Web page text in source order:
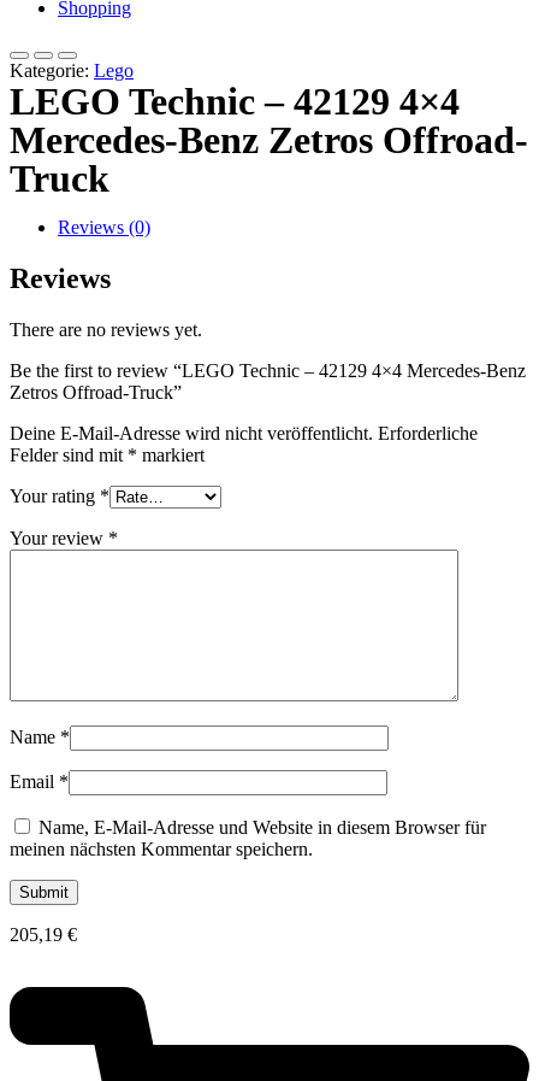
Shopping
Kategorie: Lego
LEGO Technic – 42129 4×4
Mercedes-Benz Zetros Offroad-
Truck
Reviews (0)
Reviews
There are no reviews yet.
Be the first to review “LEGO Technic – 42129 4×4 Mercedes-Benz
Zetros Offroad-Truck”
Deine E-Mail-Adresse wird nicht veröffentlicht. Erforderliche
Felder sind mit * markiert
Your rating *
Your review *
Name *
Email *
Name, E-Mail-Adresse und Website in diesem Browser für
meinen nächsten Kommentar speichern.
205,19 €